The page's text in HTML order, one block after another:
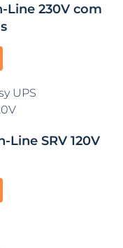
Line 230V com
Line SRV 120V